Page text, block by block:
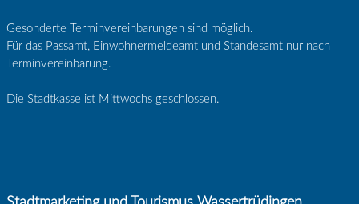
Gesonderte Terminvereinbarungen sind möglich.
Für das Passamt, Einwohnermeldeamt und Standesamt nur nach
Terminvereinbarung.
Die Stadtkasse ist Mittwochs geschlossen.